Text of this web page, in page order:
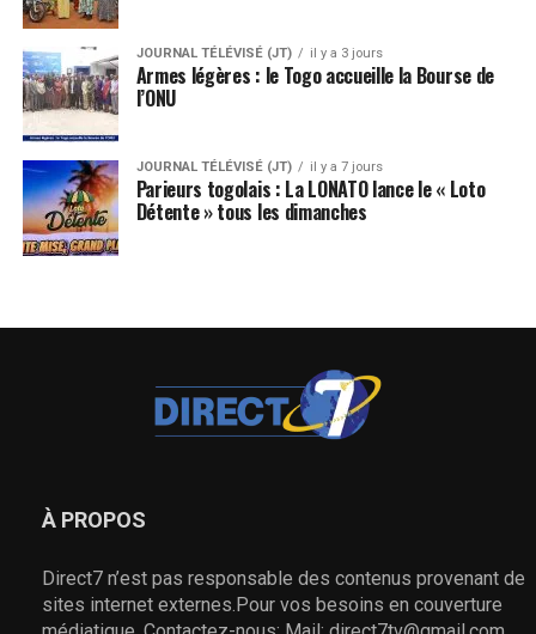
JOURNAL TÉLÉVISÉ (JT) il y a 3 jours
Armes légères : le Togo accueille la Bourse de
l’ONU
JOURNAL TÉLÉVISÉ (JT) il y a 7 jours
Parieurs togolais : La LONATO lance le « Loto
Détente » tous les dimanches
À PROPOS
Direct7 n’est pas responsable des contenus provenant de
sites internet externes.Pour vos besoins en couverture